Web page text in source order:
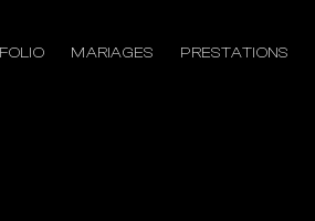
MARIAGES PRESTATIONS